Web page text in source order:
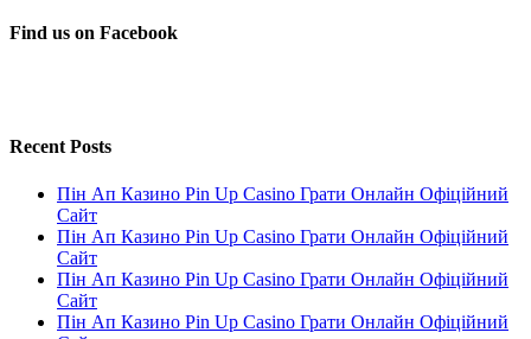
Find us on Facebook
Recent Posts
Пін Ап Казино Pin Up Casino Грати Онлайн Офіційний
Сайт
Пін Ап Казино Pin Up Casino Грати Онлайн Офіційний
Сайт
Пін Ап Казино Pin Up Casino Грати Онлайн Офіційний
Сайт
Пін Ап Казино Pin Up Casino Грати Онлайн Офіційний